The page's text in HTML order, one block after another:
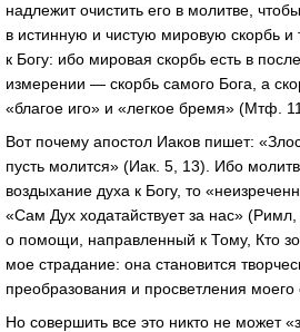
надлежит очистить его в молитве,
в истинную и чистую мировую скорбь
к Богу: ибо мировая скорбь есть в
измерении — скорбь самого Бога, а
«благое иго» и «легкое бремя» (Мтф.
Вот почему апостол Иаков пишет:
пусть молится» (Иак. 5, 13). Ибо
воздыхание духа к Богу, то
«Сам Дух ходатайствует за нас»
о помощи, направленный к Тому, Кто
мое страдание: она становится
преобразования и просветления моего
Но совершить все это никто не может